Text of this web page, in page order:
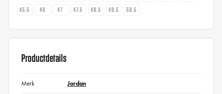
45.5
46 47 47.5 48.5 49.5 50.5
Productdetails
Merk Jordan